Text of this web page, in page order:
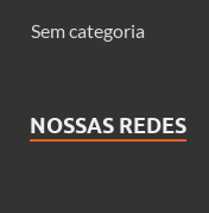
Sem categoria
NOSSAS REDES